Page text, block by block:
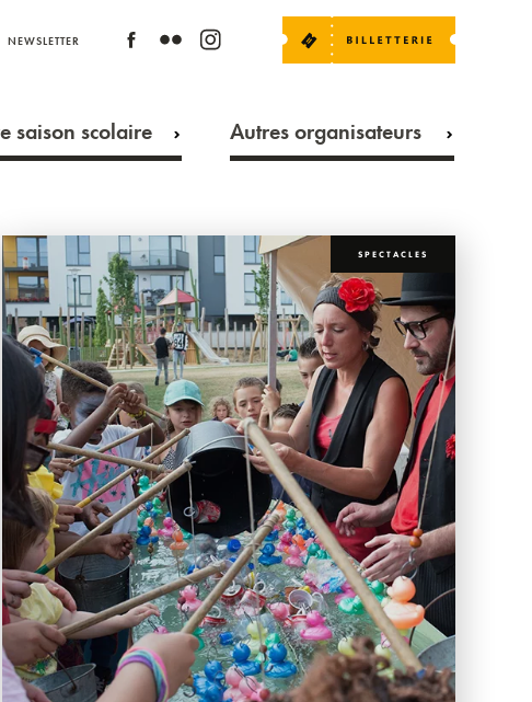
NEWSLETTER
saison scolaire Autres organisateurs
SPECTACLES